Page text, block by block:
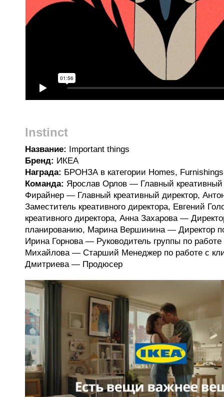
Instinct
Название: Important things
Бренд: ИКЕА
Награда: БРОНЗА в категории Homes,
Команда: Ярослав Орлов — Главный креативный
Фирайнер — Главный креативный директор,
Заместитель креативного директора, Евгений
креативного директора, Анна Захарова —
планированию, Марина Вершинина — Директор
Ирина Горнова — Руководитель группы по
Михайлова — Старший Менеджер по работе с
Дмитриева — Продюсер